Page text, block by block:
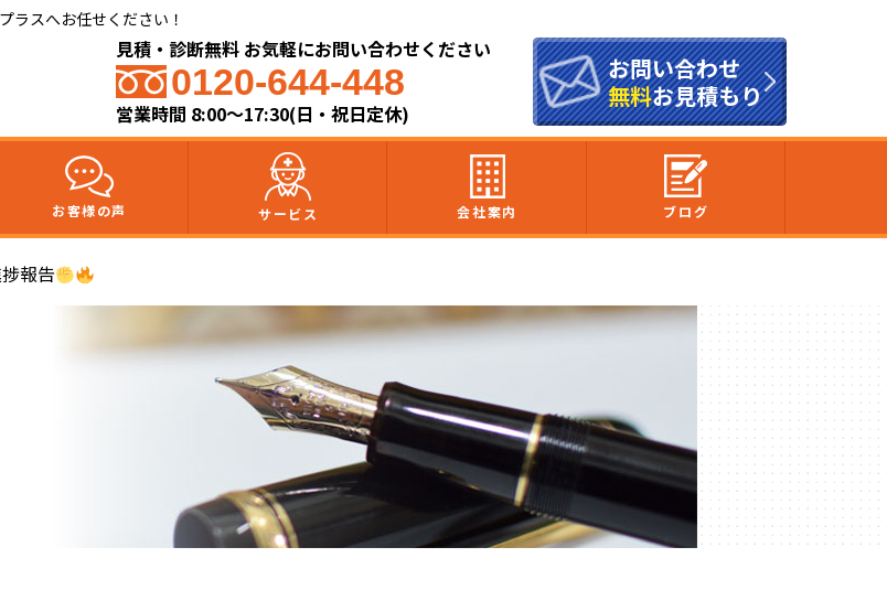
ラスへお任せください！
見積・診断無料 お気軽にお問い合わせください
0120-644-448
営業時間 8:00〜17:30(日・祝日定休)
お問い合わせ
無料お見積もり
お客様の声 サービス 会社案内 ブログ
報告